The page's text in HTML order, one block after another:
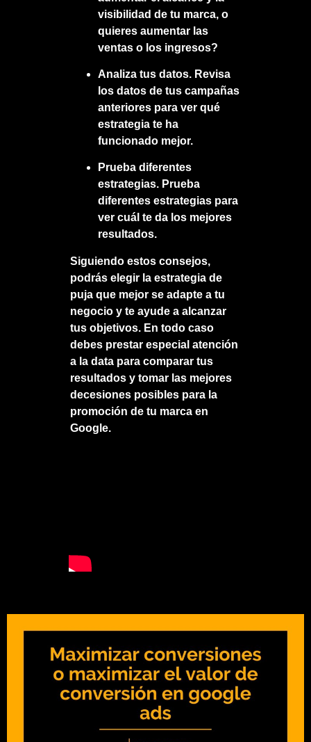
visibilidad de tu marca, o
quieres aumentar las
ventas o los ingresos?
Analiza tus datos. Revisa
los datos de tus campañas
anteriores para ver qué
estrategia te ha
funcionado mejor.
Prueba diferentes
estrategias. Prueba
diferentes estrategias para
ver cuál te da los mejores
resultados.
Siguiendo estos consejos,
podrás elegir la estrategia de
puja que mejor se adapte a tu
negocio y te ayude a alcanzar
tus objetivos. En todo caso
debes prestar especial atención
a la data para comparar tus
resultados y tomar las mejores
decesiones posibles para la
promoción de tu marca en
Google.